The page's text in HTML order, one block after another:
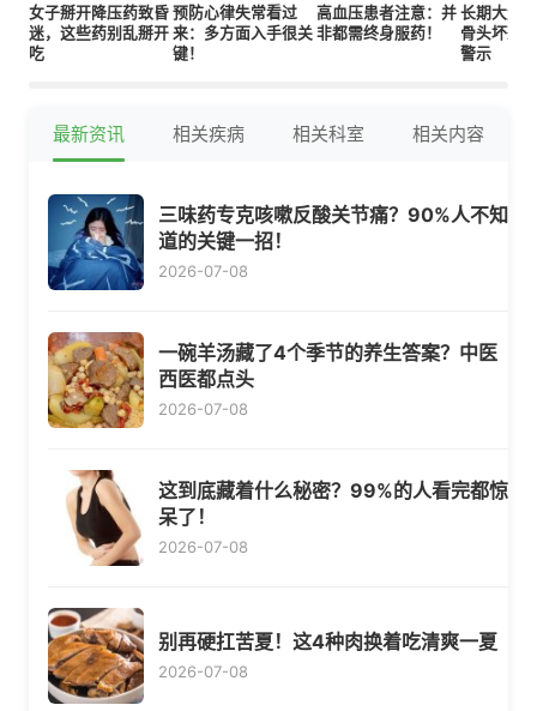
女子掰开降压药致昏
迷，这些药别乱掰开
吃
预防心律失常看过
来：多方面入手很关
键！
高血压患者注意：并
非都需终身服药！
长期大量
骨头坏死
警示
最新资讯 相关疾病 相关科室 相关内容
三味药专克咳嗽反酸关节痛？90%人不知
道的关键一招！
2026-07-08
一碗羊汤藏了4个季节的养生答案？中医
西医都点头
2026-07-08
这到底藏着什么秘密？99%的人看完都惊
呆了！
2026-07-08
别再硬扛苦夏！这4种肉换着吃清爽一夏
2026-07-08